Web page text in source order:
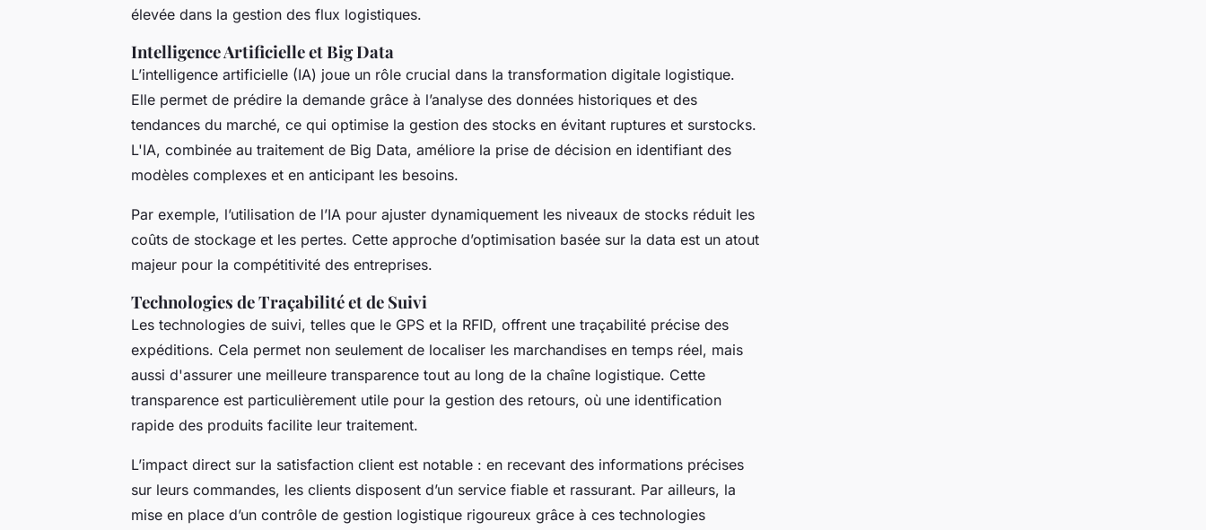
élevée dans la gestion des flux logistiques.
Intelligence Artificielle et Big Data
L’intelligence artificielle (IA) joue un rôle crucial dans la transformation digitale logistique.
Elle permet de prédire la demande grâce à l’analyse des données historiques et des
tendances du marché, ce qui optimise la gestion des stocks en évitant ruptures et surstocks.
L'IA, combinée au traitement de Big Data, améliore la prise de décision en identifiant des
modèles complexes et en anticipant les besoins.
Par exemple, l’utilisation de l’IA pour ajuster dynamiquement les niveaux de stocks réduit les
coûts de stockage et les pertes. Cette approche d’optimisation basée sur la data est un atout
majeur pour la compétitivité des entreprises.
Technologies de Traçabilité et de Suivi
Les technologies de suivi, telles que le GPS et la RFID, offrent une traçabilité précise des
expéditions. Cela permet non seulement de localiser les marchandises en temps réel, mais
aussi d'assurer une meilleure transparence tout au long de la chaîne logistique. Cette
transparence est particulièrement utile pour la gestion des retours, où une identification
rapide des produits facilite leur traitement.
L’impact direct sur la satisfaction client est notable : en recevant des informations précises
sur leurs commandes, les clients disposent d’un service fiable et rassurant. Par ailleurs, la
mise en place d’un contrôle de gestion logistique rigoureux grâce à ces technologies